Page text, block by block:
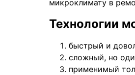
микроклимату в
Технологии
быстрый и
сложный, но
применимый